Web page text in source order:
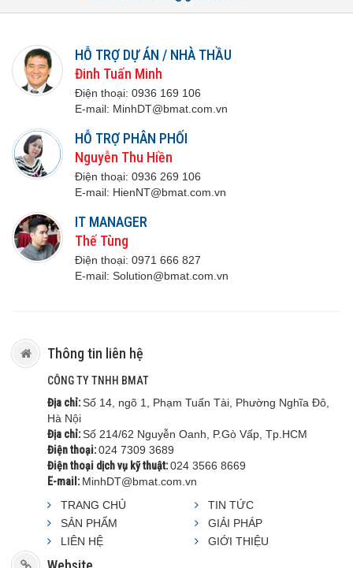
HỖ TRỢ DỰ ÁN / NHÀ THẦU
Đinh Tuấn Minh
Điện thoại: 0936 169 106
E-mail: MinhDT@bmat.com.vn
HỖ TRỢ PHÂN PHỐI
Nguyễn Thu Hiền
Điện thoại: 0936 269 106
E-mail: HienNT@bmat.com.vn
IT MANAGER
Thế Tùng
Điện thoại: 0971 666 827
E-mail: Solution@bmat.com.vn
Thông tin liên hệ
CÔNG TY TNHH BMAT
Địa chỉ:Số 14, ngõ 1, Phạm Tuấn Tài, Phường Nghĩa Đô,
Hà Nội
Địa chỉ:Số 214/62 Nguyễn Oanh, P.Gò Vấp, Tp.HCM
Điện thoại:024 7309 3689
Điện thoại dịch vụ kỹ thuật:024 3566 8669
E-mail: MinhDT@bmat.com.vn
TRANG CHỦ
TIN TỨC
SẢN PHẨM
GIẢI PHÁP
LIÊN HỆ
GIỚI THIỆU